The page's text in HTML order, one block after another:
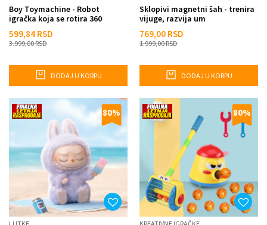
Boy Toymachine - Robot
igračka koja se rotira 360
599,84 RSD
3.999,00RSD
DODAJ U KORPU
Sklopivi magnetni šah - trenira
vijuge, razvija um
769,00 RSD
1.999,00RSD
DODAJ U KORPU
80% 80%